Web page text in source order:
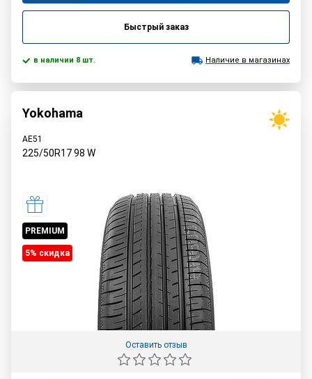
Быстрый заказ
в наличии 8 шт. Наличие в магазинах
Yokohama
AE51
225/50R1798 W
PREMIUM
5% cкидка
Оставить отзыв